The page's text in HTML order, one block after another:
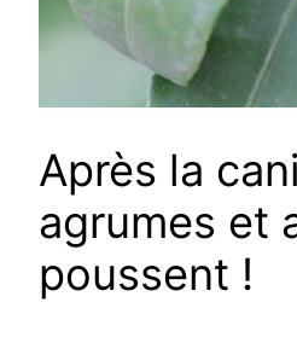
Après la
agrumes et
poussent !